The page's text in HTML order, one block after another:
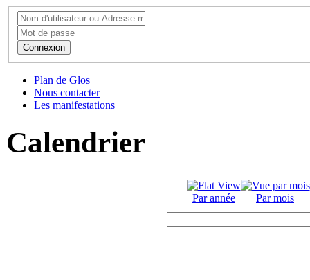
Connexion
Plan de Glos
Nous contacter
Les manifestations
Calendrier
Par année Par mois